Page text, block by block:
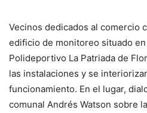
Vecinos dedicados al comercio
edificio de monitoreo situado
Polideportivo La Patriada de
las instalaciones y se
funcionamiento. En el lugar,
comunal Andrés Watson sobre